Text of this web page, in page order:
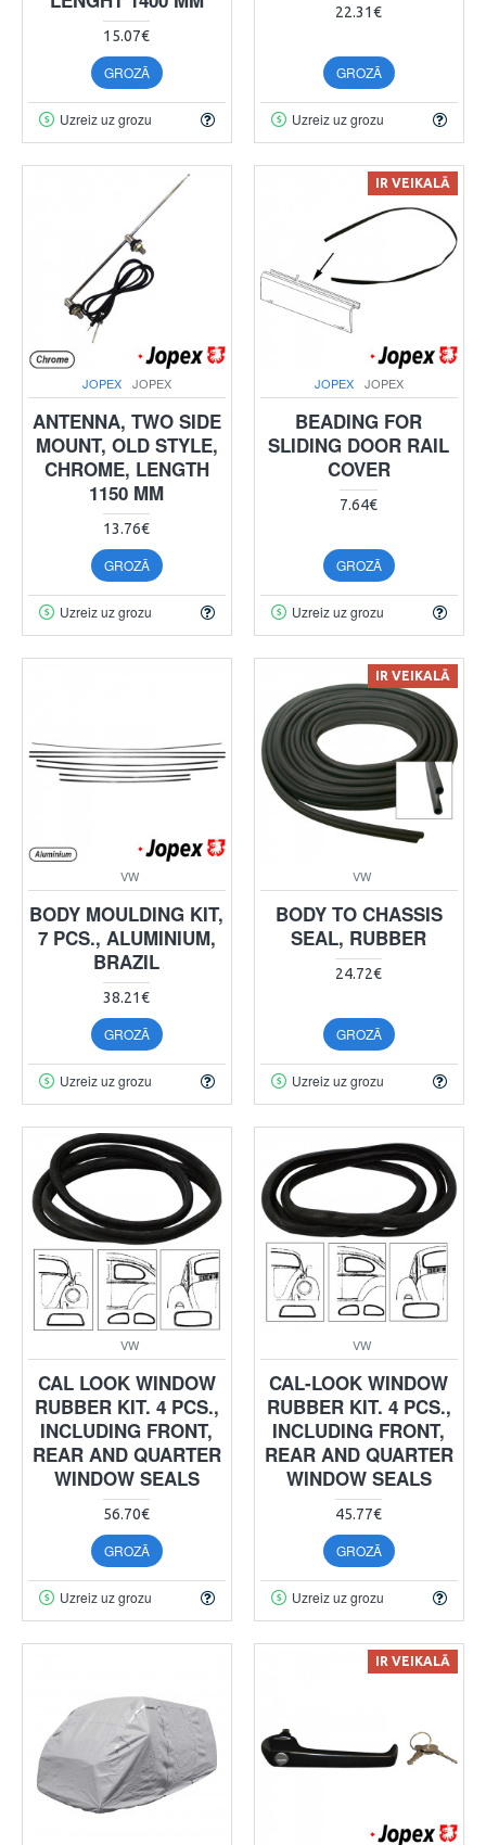
15.07€
GROZĀ
Uzreiz uz grozu
22.31€
GROZĀ
Uzreiz uz grozu
JOPEX JOPEX
ANTENNA, TWO SIDE
MOUNT, OLD STYLE,
CHROME, LENGTH
1150 MM
13.76€
GROZĀ
Uzreiz uz grozu
IR VEIKALĀ
JOPEX JOPEX
BEADING FOR
SLIDING DOOR RAIL
COVER
7.64€
GROZĀ
Uzreiz uz grozu
VW
BODY MOULDING KIT,
7 PCS., ALUMINIUM,
BRAZIL
38.21€
GROZĀ
Uzreiz uz grozu
IR VEIKALĀ
VW
BODY TO CHASSIS
SEAL, RUBBER
24.72€
GROZĀ
Uzreiz uz grozu
VW
CAL LOOK WINDOW
RUBBER KIT. 4 PCS.,
INCLUDING FRONT,
REAR AND QUARTER
WINDOW SEALS
56.70€
GROZĀ
Uzreiz uz grozu
VW
CAL-LOOK WINDOW
RUBBER KIT. 4 PCS.,
INCLUDING FRONT,
REAR AND QUARTER
WINDOW SEALS
45.77€
GROZĀ
Uzreiz uz grozu
IR VEIKALĀ